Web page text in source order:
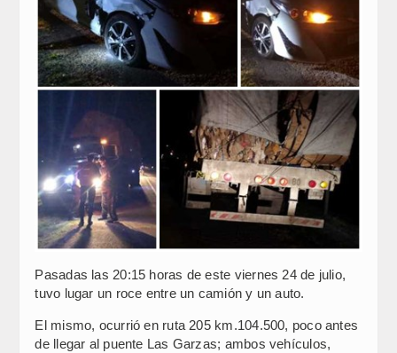
Pasadas las 20:15 horas de este viernes 24 de julio,
tuvo lugar un roce entre un camión y un auto.
El mismo, ocurrió en ruta 205 km.104.500, poco antes
de llegar al puente Las Garzas; ambos vehículos,